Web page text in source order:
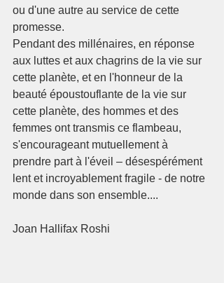
ou d'une autre au service de cette
promesse.
Pendant des millénaires, en réponse
aux luttes et aux chagrins de la vie sur
cette planète, et en l'honneur de la
beauté époustouflante de la vie sur
cette planète, des hommes et des
femmes ont transmis ce flambeau,
s'encourageant mutuellement à
prendre part à l'éveil – désespérément
lent et incroyablement fragile - de notre
monde dans son ensemble....
Joan Hallifax Roshi